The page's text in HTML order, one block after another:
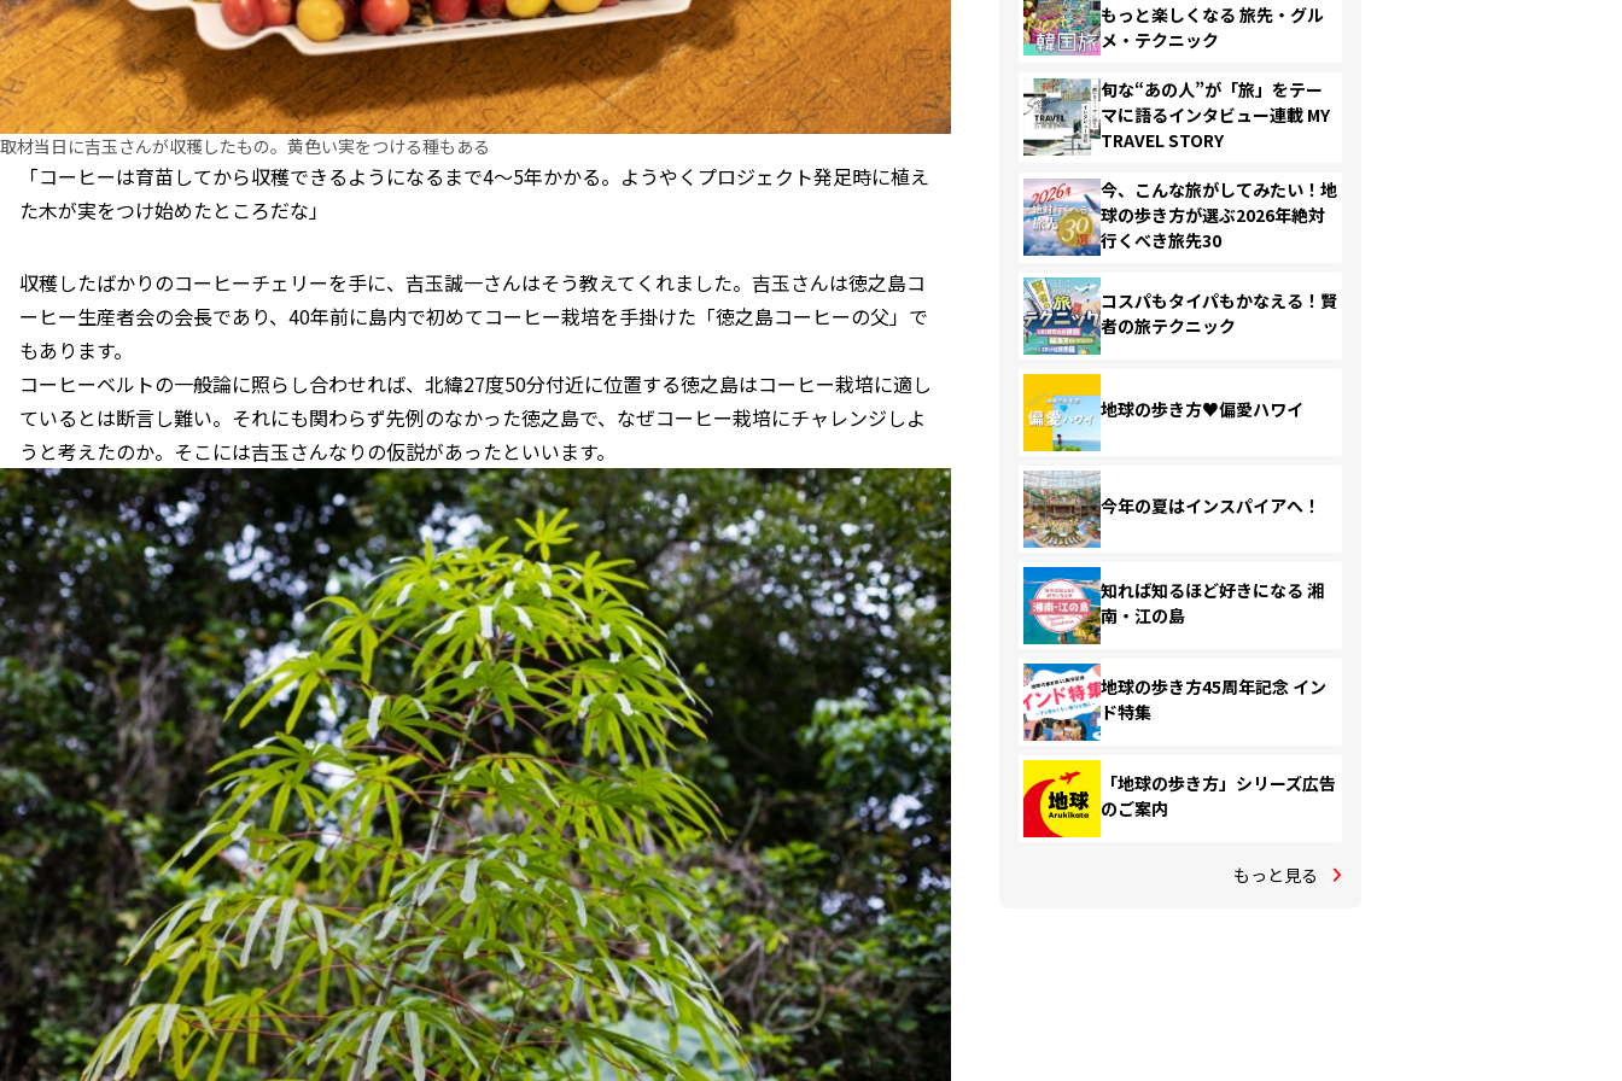
取材当日に吉玉さんが収穫したもの。黄色い実をつける種もある
「コーヒーは育苗してから収穫できるようになるまで4〜5年かかる。ようやくプロジェクト発足時に植え
た木が実をつけ始めたところだな」
収穫したばかりのコーヒーチェリーを手に、吉玉誠一さんはそう教えてくれました。吉玉さんは徳之島コ
ーヒー生産者会の会長であり、40年前に島内で初めてコーヒー栽培を手掛けた「徳之島コーヒーの父」で
もあります。
コーヒーベルトの一般論に照らし合わせれば、北緯27度50分付近に位置する徳之島はコーヒー栽培に適し
ているとは断言し難い。それにも関わらず先例のなかった徳之島で、なぜコーヒー栽培にチャレンジしよ
うと考えたのか。そこには吉玉さんなりの仮説があったといいます。
もっと楽しくなる 旅先・グル
メ・テクニック
旬な“あの人”が「旅」をテー
マに語るインタビュー連載 MY
TRAVEL STORY
今、こんな旅がしてみたい！地
球の歩き方が選ぶ2026年絶対
行くべき旅先30
コスパもタイパもかなえる！賢
者の旅テクニック
地球の歩き方♥偏愛ハワイ
今年の夏はインスパイアへ！
知れば知るほど好きになる 湘
南・江の島
地球の歩き方45周年記念 イン
ド特集
「地球の歩き方」シリーズ広告
のご案内
もっと見る